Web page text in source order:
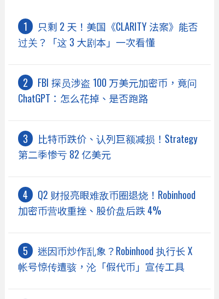
只剩 2 天！美国《CLARITY 法案》能否
过关？「这 3 大剧本」一次看懂
FBI 探员涉盗 100 万美元加密币，竟问
ChatGPT：怎么花掉、是否跑路
比特币跌价、认列巨额减损！Strategy
第二季惨亏 82 亿美元
Q2 财报亮眼难敌币圈退烧！Robinhood
加密币营收重挫、股价盘后跌 4%
迷因币炒作乱象？Robinhood 执行长 X
帐号惊传遭骇，沦「假代币」宣传工具